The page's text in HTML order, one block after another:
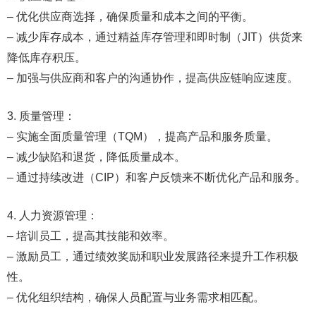
– 优化供应商选择，确保质量和成本之间的平衡。
– 减少库存成本，通过精益库存管理和即时制（JIT）供货来
降低库存积压。
– 加强与供应商和客户的沟通协作，提高供应链响应速度。
3. 质量管理：
– 实施全面质量管理（TQM），提高产品和服务质量。
– 减少缺陷和退货，降低质量成本。
– 通过持续改进（CIP）和客户反馈来不断优化产品和服务。
4. 人力资源管理：
– 培训员工，提高其技能和效率。
– 激励员工，通过绩效奖励和职业发展路径来提升工作积极
性。
– 优化组织结构，确保人员配置与业务需求相匹配。